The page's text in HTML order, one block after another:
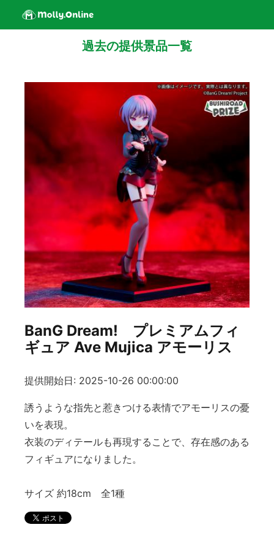
過去の提供景品一覧
BanG Dream! プレミアムフィ
ギュア Ave Mujica アモーリス
提供開始日: 2025-10-26 00:00:00
誘うような指先と惹きつける表情でアモーリスの憂
いを表現。
衣装のディテールも再現することで、存在感のある
フィギュアになりました。
サイズ 約18cm 全1種